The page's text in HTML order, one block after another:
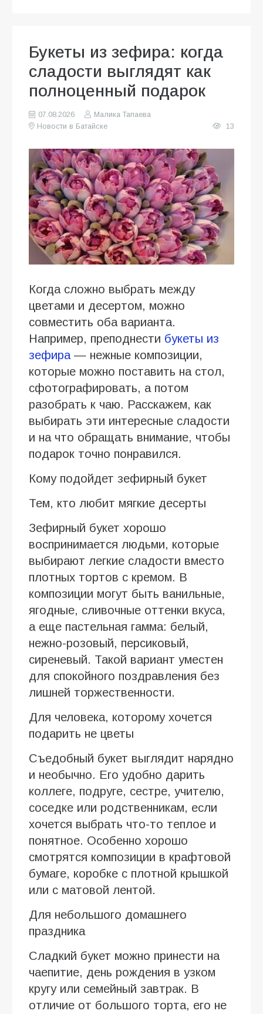
Букеты из зефира: когда
сладости выглядят как
полноценный подарок
07.08.2026
Малика Тапаева
Новости в Батайске
13
Когда сложно выбрать между
цветами и десертом, можно
совместить оба варианта.
Например, преподнести букеты из
зефира— нежные композиции,
которые можно поставить на стол,
сфотографировать, а потом
разобрать к чаю. Расскажем, как
выбирать эти интересные сладости
и на что обращать внимание, чтобы
подарок точно понравился.
Кому подойдет зефирный букет
Тем, кто любит мягкие десерты
Зефирный букет хорошо
воспринимается людьми, которые
выбирают легкие сладости вместо
плотных тортов с кремом. В
композиции могут быть ванильные,
ягодные, сливочные оттенки вкуса,
а еще пастельная гамма: белый,
нежно-розовый, персиковый,
сиреневый. Такой вариант уместен
для спокойного поздравления без
лишней торжественности.
Для человека, которому хочется
подарить не цветы
Съедобный букет выглядит нарядно
и необычно. Его удобно дарить
коллеге, подруге, сестре, учителю,
соседке или родственникам, если
хочется выбрать что-то теплое и
понятное. Особенно хорошо
смотрятся композиции в крафтовой
бумаге, коробке с плотной крышкой
или с матовой лентой.
Для небольшого домашнего
праздника
Сладкий букет можно принести на
чаепитие, день рождения в узком
кругу или семейный завтрак. В
отличие от большого торта, его не